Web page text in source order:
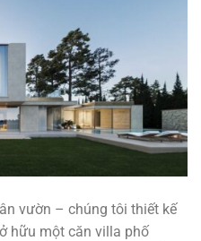
vườn – chúng tôi thiết kế
hữu một căn villa phố